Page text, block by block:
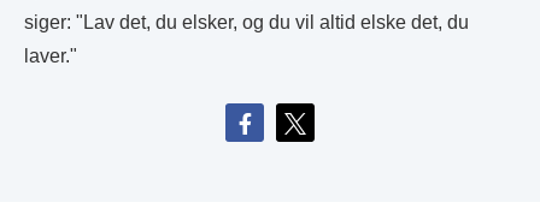
siger: "Lav det, du elsker, og du vil altid elske det, du
laver."